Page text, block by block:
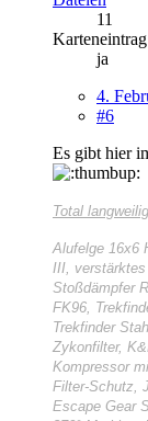
11
Karteneintrag
ja
4.
#6
Es gibt hier
Total
Alufelge 16x6
III, verstärktes
Stoßdämpfer
FK96,
Trekfinder
Zykonfilter,
Kompressor
Filter-Schutz,
Escape Gear